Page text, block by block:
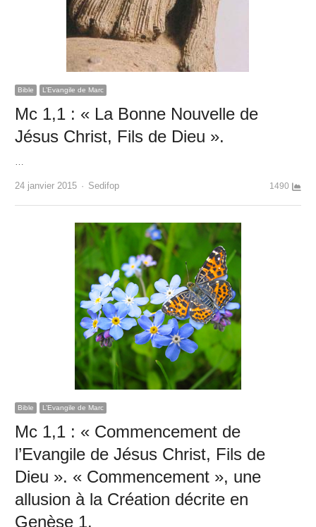
Bible L’Evangile de Marc
Mc 1,1 : « La Bonne Nouvelle de
Jésus Christ, Fils de Dieu ».
…
24 janvier 2015 Author
Sedifop 1490
Bible L’Evangile de Marc
Mc 1,1 : « Commencement de
l’Evangile de Jésus Christ, Fils de
Dieu ». « Commencement », une
allusion à la Création décrite en
Genèse 1.